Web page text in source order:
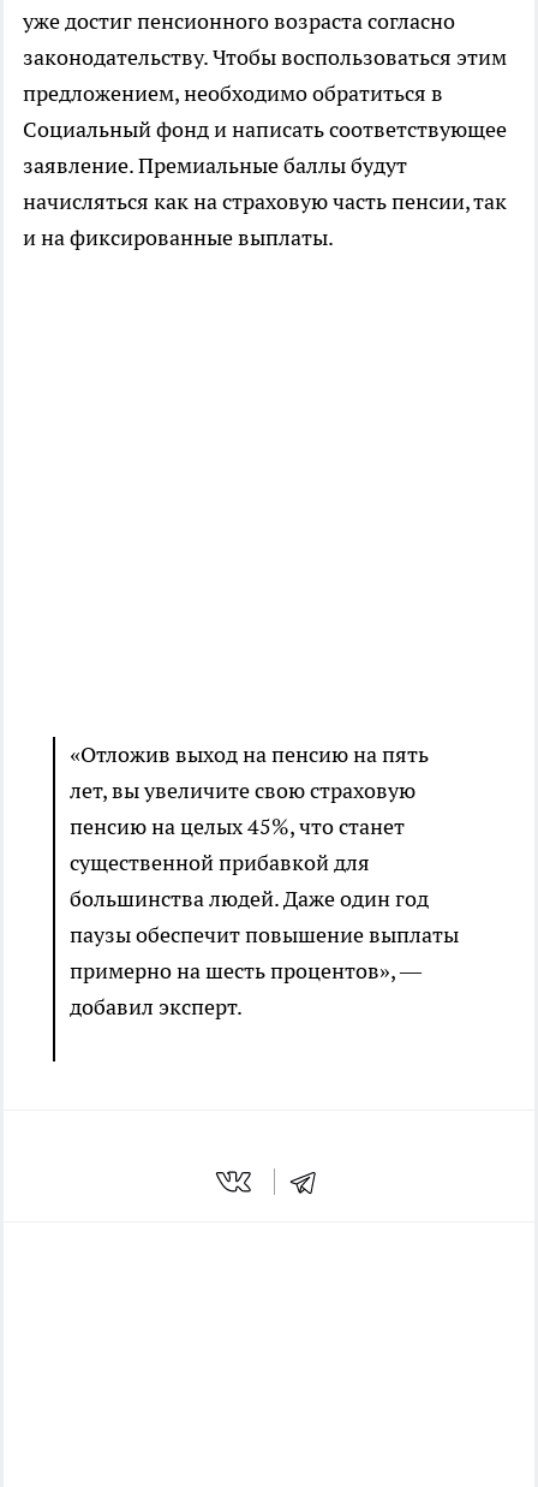
уже достиг пенсионного возраста согласно
законодательству. Чтобы воспользоваться этим
предложением, необходимо обратиться в
Социальный фонд и написать соответствующее
заявление. Премиальные баллы будут
начисляться как на страховую часть пенсии, так
и на фиксированные выплаты.
«Отложив выход на пенсию на пять
лет, вы увеличите свою страховую
пенсию на целых 45%, что станет
существенной прибавкой для
большинства людей. Даже один год
паузы обеспечит повышение выплаты
примерно на шесть процентов», —
добавил эксперт.